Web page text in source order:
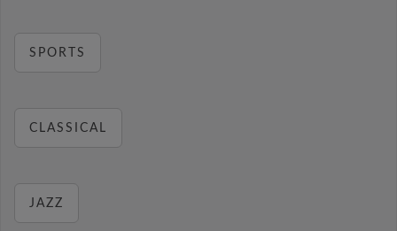
SPORTS
CLASSICAL
JAZZ